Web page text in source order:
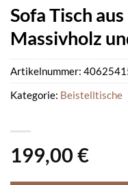
Sofa Tisch
Massivholz
199,00 €
Artikelnummer:
Kategorie: Beistelltische